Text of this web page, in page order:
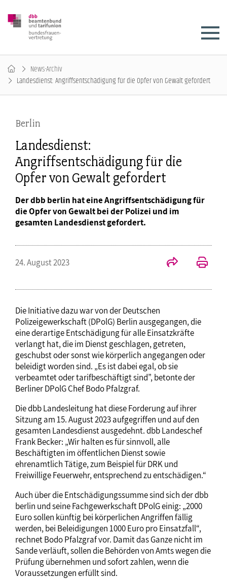
News-Archiv
Landesdienst: Angriffsentschädigung für die Opfer von Gewalt gefordert
Berlin
Landesdienst:
Angriffsentschädigung für die
Opfer von Gewalt gefordert
Der dbb berlin hat eine Angriffsentschädigung für
die Opfer von Gewalt bei der Polizei und im
gesamten Landesdienst gefordert.
24. August 2023
Die Initiative dazu war von der Deutschen
Polizeigewerkschaft (DPolG) Berlin ausgegangen, die
eine derartige Entschädigung für alle Einsatzkräfte
verlangt hat, die im Dienst geschlagen, getreten,
geschubst oder sonst wie körperlich angegangen oder
beleidigt worden sind. „Es ist dabei egal, ob sie
verbeamtet oder tarifbeschäftigt sind”, betonte der
Berliner DPolG Chef Bodo Pfalzgraf.
Die dbb Landesleitung hat diese Forderung auf ihrer
Sitzung am 15. August 2023 aufgegriffen und auf den
gesamten Landesdienst ausgedehnt. dbb Landeschef
Frank Becker: „Wir halten es für sinnvoll, alle
Beschäftigten im öffentlichen Dienst sowie
ehrenamtlich Tätige, zum Beispiel für DRK und
Freiwillige Feuerwehr, entsprechend zu entschädigen.“
Auch über die Entschädigungssumme sind sich der dbb
berlin und seine Fachgewerkschaft DPolG einig: „2000
Euro sollen künftig bei körperlichen Angriffen fällig
werden, bei Beleidigungen 1000 Euro pro Einsatzfall“,
rechnet Bodo Pfalzgraf vor. Damit das Ganze nicht im
Sande verläuft, sollen die Behörden von Amts wegen die
Prüfung übernehmen und sofort zahlen, wenn die
Voraussetzungen erfüllt sind.